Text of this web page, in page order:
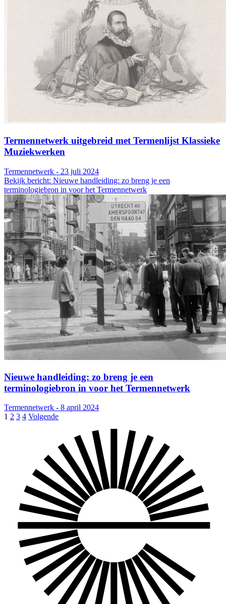
Termennetwerk uitgebreid met Termenlijst Klassieke
Muziekwerken
Termennetwerk - 23 juli 2024
Bekijk bericht: Nieuwe handleiding: zo breng je een
terminologiebron in voor het Termennetwerk
Nieuwe handleiding: zo breng je een
terminologiebron in voor het Termennetwerk
Termennetwerk - 8 april 2024
1 2 3 4 Volgende